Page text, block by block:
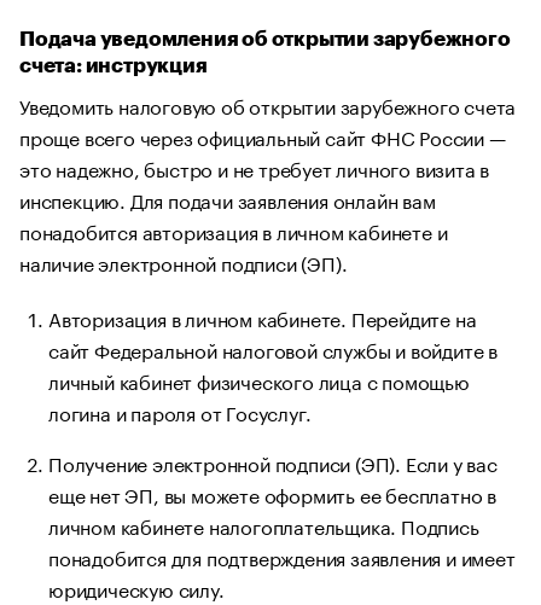
Подача уведомления об открытии зарубежного
счета: инструкция
Уведомить налоговую об открытии зарубежного счета
проще всего через официальный сайт ФНС России —
это надежно, быстро и не требует личного визита в
инспекцию. Для подачи заявления онлайн вам
понадобится авторизация в личном кабинете и
наличие электронной подписи (ЭП).
Авторизация в личном кабинете. Перейдите на
сайт Федеральной налоговой службы и войдите в
личный кабинет физического лица с помощью
логина и пароля от Госуслуг.
Получение электронной подписи (ЭП). Если у вас
еще нет ЭП, вы можете оформить ее бесплатно в
личном кабинете налогоплательщика. Подпись
понадобится для подтверждения заявления и имеет
юридическую силу.